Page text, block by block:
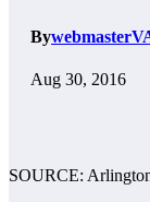
By
Aug 30, 2016
SOURCE: